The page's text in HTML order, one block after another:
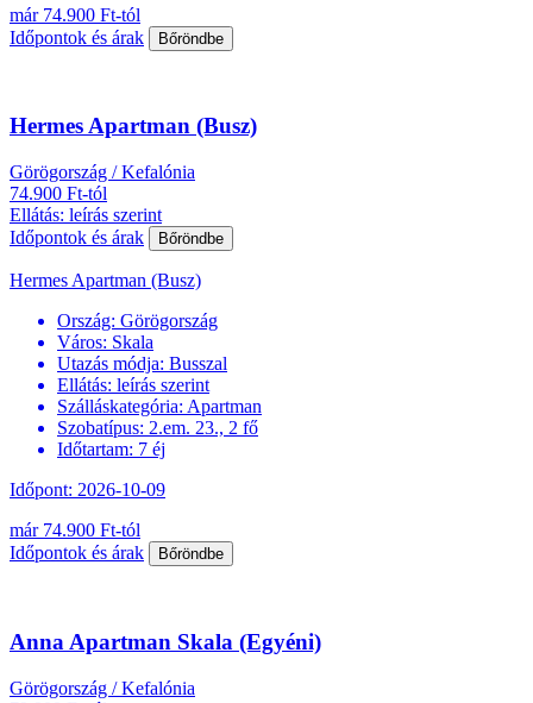
már 74.900 Ft-tól
Időpontok és árak
Bőröndbe
Hermes Apartman (Busz)
Görögország / Kefalónia
74.900 Ft-tól
Ellátás: leírás szerint
Időpontok és árak
Bőröndbe
Hermes Apartman (Busz)
Ország: Görögország
Város: Skala
Utazás módja: Busszal
Ellátás: leírás szerint
Szálláskategória: Apartman
Szobatípus: 2.em. 23., 2 fő
Időtartam: 7 éj
Időpont: 2026-10-09
már 74.900 Ft-tól
Időpontok és árak
Bőröndbe
Anna Apartman Skala (Egyéni)
Görögország / Kefalónia